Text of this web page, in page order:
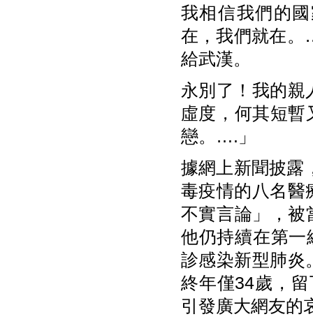
我相信我們的
在，我們就在
給武漢。
永別了！我的親
虛度，何其短
戀。….」
據網上新聞披露
毒疫情的八名醫
不實言論」，被
他仍持續在第
診感染新型肺炎
終年僅34歲，
引發廣大網友的